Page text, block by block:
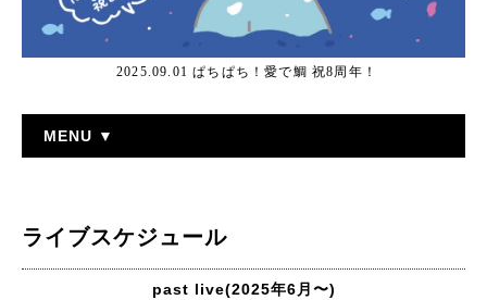
2025.09.01 ぱちぱち！愛で鯛 祝8周年！
MENU ▼
ライブスケジュール
past live(2025年6月〜)